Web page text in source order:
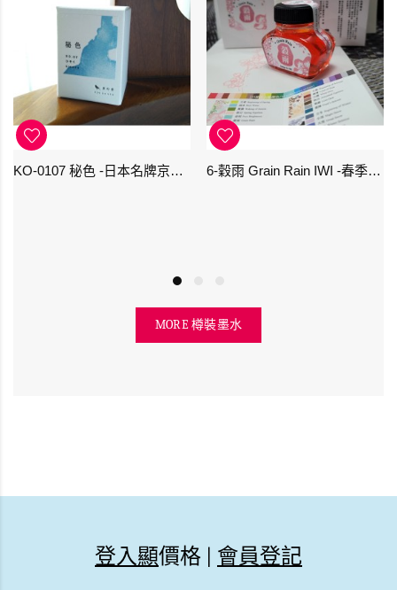
KO-0107 秘色 -日本名牌京の音樽裝鋼筆墨水 4573356130234 - 40ml 6-穀雨 Grain Rain IWI -春季-24節氣色澤鋼筆墨水
MORE 樽裝墨水
登入顯價格 | 會員登記